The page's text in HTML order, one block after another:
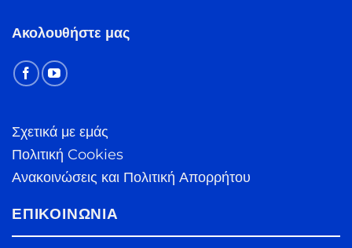
Ακολουθήστε μας
Σχετικά με εμάς
Πολιτική Cookies
Ανακοινώσεις και Πολιτική Απορρήτου
ΕΠΙΚΟΙΝΩΝΊΑ